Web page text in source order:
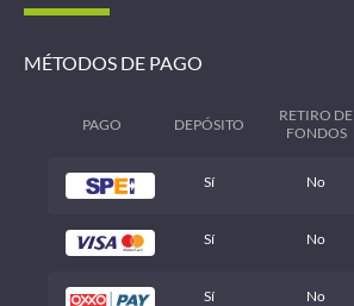
MÉTODOS DE PAGO
PAGO DEPÓSITO
RETIRO DE
FONDOS
Sí No
Sí No
Sí No